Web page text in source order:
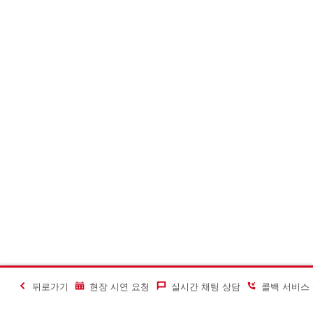
뒤로가기 현장 시연 요청 실시간 채팅 상담 콜백 서비스